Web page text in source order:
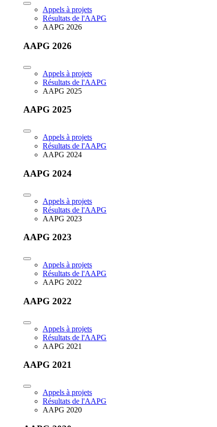
Appels à projets
Résultats de l'AAPG
AAPG 2026
AAPG 2026
Appels à projets
Résultats de l'AAPG
AAPG 2025
AAPG 2025
Appels à projets
Résultats de l'AAPG
AAPG 2024
AAPG 2024
Appels à projets
Résultats de l'AAPG
AAPG 2023
AAPG 2023
Appels à projets
Résultats de l'AAPG
AAPG 2022
AAPG 2022
Appels à projets
Résultats de l'AAPG
AAPG 2021
AAPG 2021
Appels à projets
Résultats de l'AAPG
AAPG 2020